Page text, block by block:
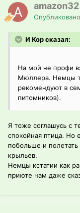
amazon32
Опубликовано
И Кор сказал:
На мой не профи
Мюллера. Немцы
рекомендуют в
питомников).
Я тоже соглашусь с
спокойная птица. Но
побольше и полетать
крыльев.
Немцы кстатии как
приюте нам даже